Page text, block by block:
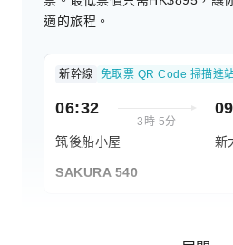
適的旅程。
新幹線 免取票 QR Code 掃描進
06:32
3時 5分
筑後船小屋 新
SAKURA 540